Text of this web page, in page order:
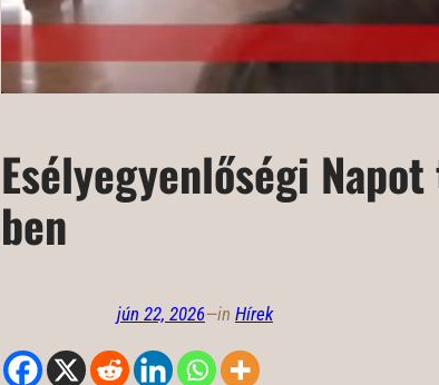
Esélyegyenlőségi
ben
jún 22, 2026—in Hírek